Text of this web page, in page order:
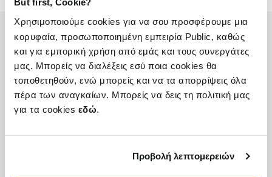
Χρησιμοποιούμε cookies για να σου προσφέρουμε μια
κορυφαία, προσωποποιημένη εμπειρία Public, καθώς
και για εμπορική χρήση από εμάς και τους συνεργάτες
μας. Μπορείς να διαλέξεις εσύ ποια cookies θα
τοποθετηθούν, ενώ μπορείς και να τα απορρίψεις όλα
πέρα των αναγκαίων. Μπορείς να δεις τη πολιτική μας
για τα cookies εδώ
Προβολή λεπτομερειών
Η συσκευή σου μπορεί να χρειάζεται και
κάποια από τις παρακάτω επισκευές: